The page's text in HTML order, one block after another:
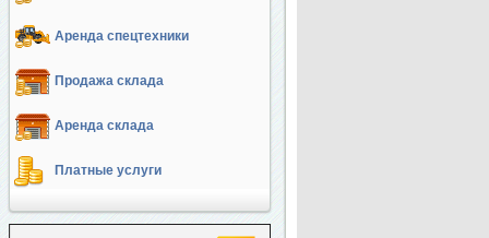
Аренда спецтехники
Продажа склада
Аренда склада
Платные услуги